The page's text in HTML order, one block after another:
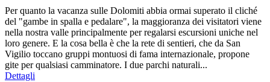
Per quanto la vacanza sulle Dolomiti abbia ormai superato il cliché
del "gambe in spalla e pedalare", la maggioranza dei visitatori viene
nella nostra valle principalmente per regalarsi escursioni uniche nel
loro genere. E la cosa bella è che la rete di sentieri, che da San
Vigilio toccano gruppi montuosi di fama internazionale, propone
gite per qualsiasi camminatore. I due parchi naturali...
Dettagli